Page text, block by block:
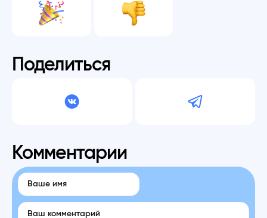
Поделиться
Комментарии